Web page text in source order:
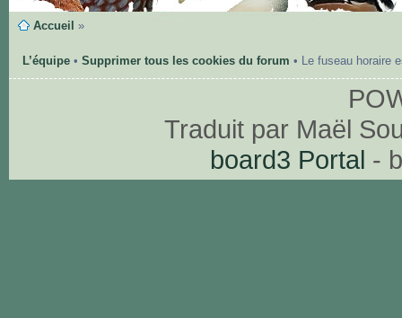
Accueil »
L’équipe• Supprimer tous les cookies du forum • Le fuseau horaire
Traduit par Maël
board3 Portal -